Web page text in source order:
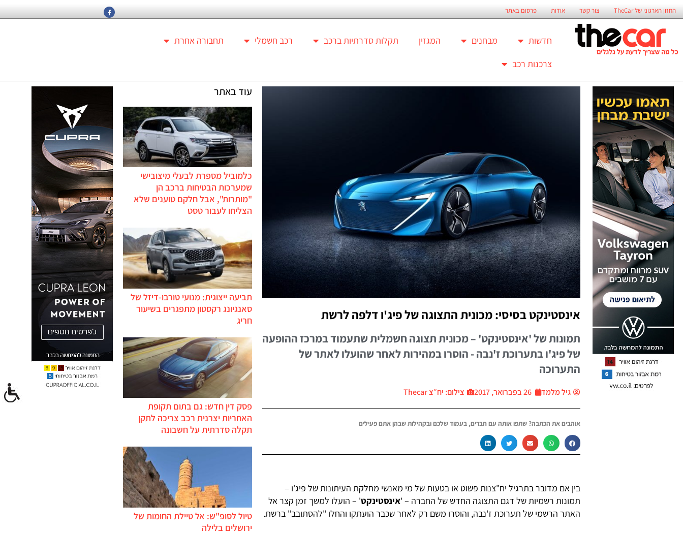
החזון הארגוני של TheCar צור קשר אודות פרסום באתר
חדשות מבחנים המגזין תקלות סדרתיות ברכב רכב חשמלי
תחבורה אחרת
צרכנות רכב
אינסטינקט בסיסי: מכונית התצוגה של פיג'ו דלפה לרשת
תמונות של 'אינסטינקט' – מכונית תצוגה חשמלית שתעמוד במרכז ההופעה
של פיג'ו בתערוכת ז'נבה - הוסרו במהירות לאחר שהועלו לאתר של
התערוכה
גיל מלמד 26 בפברואר, 2017 צילום: יח״צ Thecar
אוהבים את הכתבה? שתפו אותה עם חברים, בעמוד שלכם ובקהילות שבהן אתם פעילים
בין אם מדובר בתרגיל יח"צנות פשוט או בטעות של מי מאנשי מחלקת העיתונות של פיג'ו –
תמונות רשמיות של דגם התצוגה החדש של החברה – 'אינסטינקט' – הועלו למשך זמן קצר אל
האתר הרשמי של תערוכת ז'נבה, והוסרו משם רק לאחר שכבר הועתקו והחלו "להסתובב" ברשת.
עוד באתר
כלמוביל מספרת לבעלי מיצובישי
שמערכות הבטיחות ברכב הן
"מותרות", אבל חלקם טוענים שלא
הצליחו לעבור טסט
תביעה ייצוגית: מנועי טורבו-דיזל של
סאנגיונג רקסטון מתפגרים בשיעור
חריג
פסק דין חדש: גם בתום תקופת
האחריות יצרנית רכב צריכה לתקן
תקלה סדרתית על חשבונה
טיול לסופ"ש: אל טיילת החומות של
ירושלים בלילה